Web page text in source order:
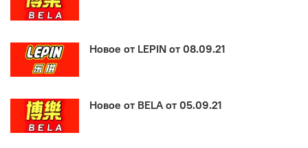
Новое от LEPIN от 08.09.21
Новое от BELA от 05.09.21